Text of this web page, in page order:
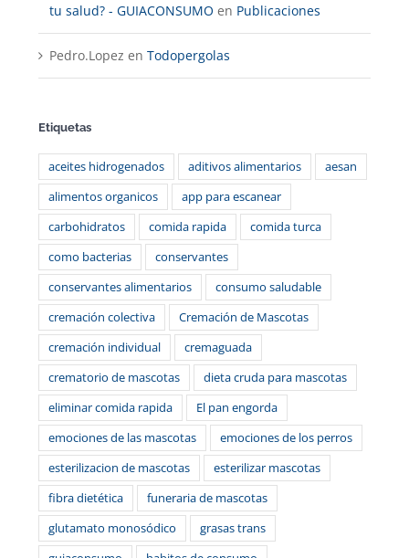
tu salud? - GUIACONSUMO en Publicaciones
Pedro.Lopez en Todopergolas
Etiquetas
aceites hidrogenados aditivos alimentarios
aesan
alimentos organicos
app para escanear
carbohidratos
comida rapida
comida turca
como bacterias
conservantes
conservantes alimentarios
consumo saludable
cremación colectiva
Cremación de Mascotas
cremación individual
cremaguada
crematorio de mascotas
dieta cruda para mascotas
eliminar comida rapida
El pan engorda
emociones de las mascotas
emociones de los perros
esterilizacion de mascotas
esterilizar mascotas
fibra dietética
funeraria de mascotas
glutamato monosódico
grasas trans